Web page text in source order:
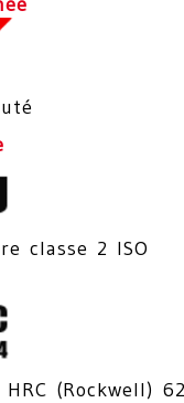
classe 2 ISO
(Rockwell)